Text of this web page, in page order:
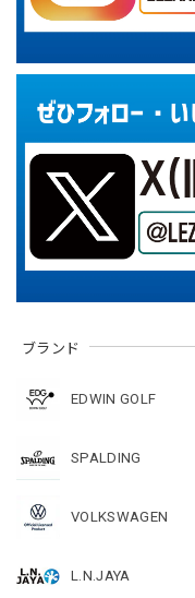
ブランド
EDWIN GOLF
SPALDING
VOLKSWAGEN
L.N.JAYA